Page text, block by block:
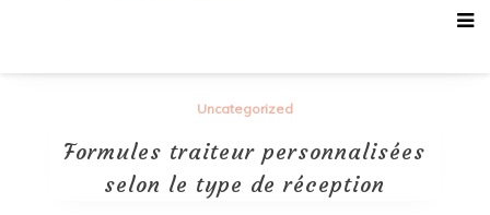
Uncategorized
Formules traiteur personnalisées
selon le type de réception